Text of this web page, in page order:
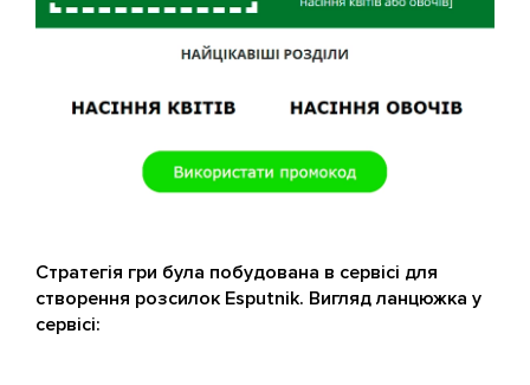
Стратегія гри була побудована в сервісі для
створення розсилок Esputnik. Вигляд ланцюжка у
сервісі: